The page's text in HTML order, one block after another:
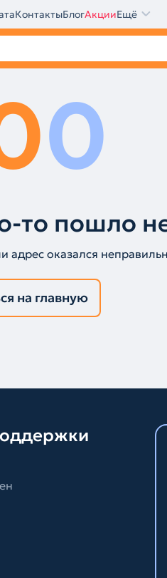
КонтактыБлогАкцииЕщё
0
то пошло
адрес оказался
на главную